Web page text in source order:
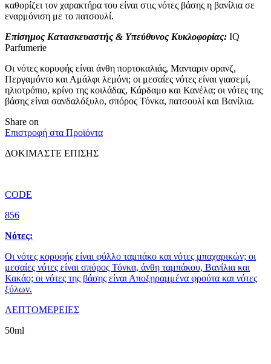
καθορίζει τον χαρακτήρα του είναι στις νότες βάσης η βανίλια σε
εναρμόνιση με το πατσουλί.
Επίσημος Κατασκευαστής & Υπεύθυνος Κυκλοφορίας: IQ
Parfumerie
Οι νότες κορυφής είναι άνθη πορτοκαλιάς, Μανταριν ορανζ,
Περγαμόντο και Αμάλφι λεμόνι; οι μεσαίες νότες είναι γιασεμί,
ηλιοτρόπιο, κρίνο της κοιλάδας, Κάρδαμο και Κανέλα; οι νότες της
βάσης είναι σανδαλόξυλο, σπόρος Τόνκα, πατσουλί και Βανίλια.
Share on
Επιστροφή στα Προϊόντα
ΔΟΚΙΜΑΣΤΕ ΕΠΙΣΗΣ
CODE
856
Νότες:
Οι νότες κορυφής είναι φύλλο ταμπάκο και νότες μπαχαρικών; οι
μεσαίες νότες είναι σπόρος Τόνκα, άνθη ταμπάκου, Βανίλια και
Κακάο; οι νότες της βάσης είναι Αποξηραμμένα φρούτα και νότες
ξύλων.
ΛΕΠΤΟΜΕΡΕΙΕΣ
50ml